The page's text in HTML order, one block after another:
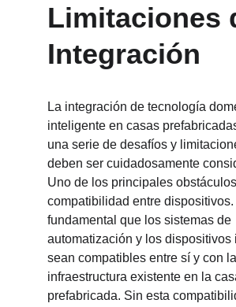
Limitaciones
Integración
La integración de tecnología
inteligente en casas
una serie de desafíos y
deben ser cuidadosamente
Uno de los principales
compatibilidad entre dispositivos.
fundamental que los sistemas de
automatización y los dispositivos
sean compatibles entre sí y con la
infraestructura existente en la
prefabricada. Sin esta